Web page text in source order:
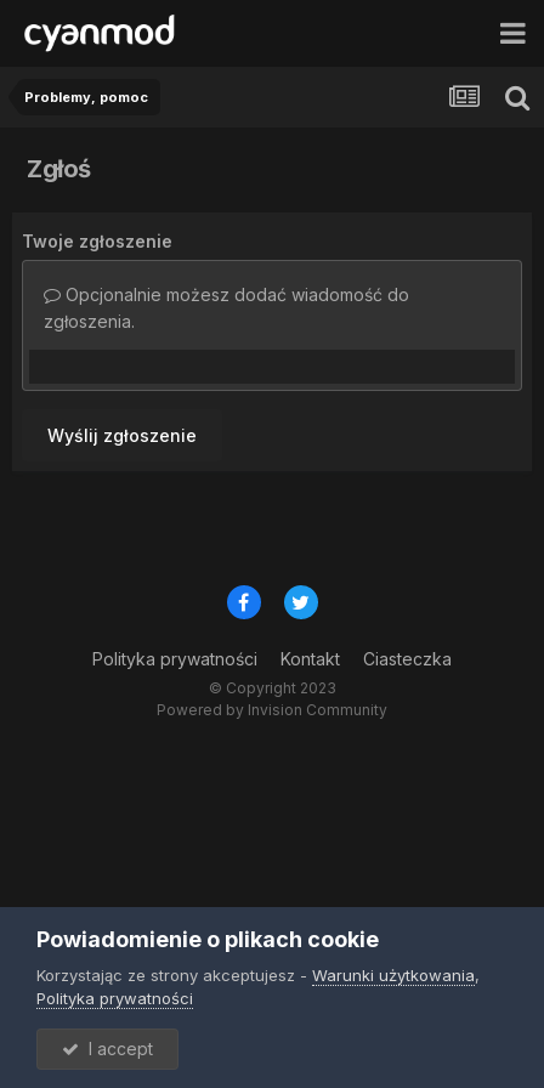
Problemy, pomoc
Zgłoś
Twoje zgłoszenie
Opcjonalnie możesz dodać wiadomość do
zgłoszenia.
Wyślij zgłoszenie
Polityka prywatności Kontakt Ciasteczka
© Copyright 2023
Powered by Invision Community
Powiadomienie o plikach cookie
Korzystając ze strony akceptujesz - Warunki użytkowania,
Polityka prywatności
I accept